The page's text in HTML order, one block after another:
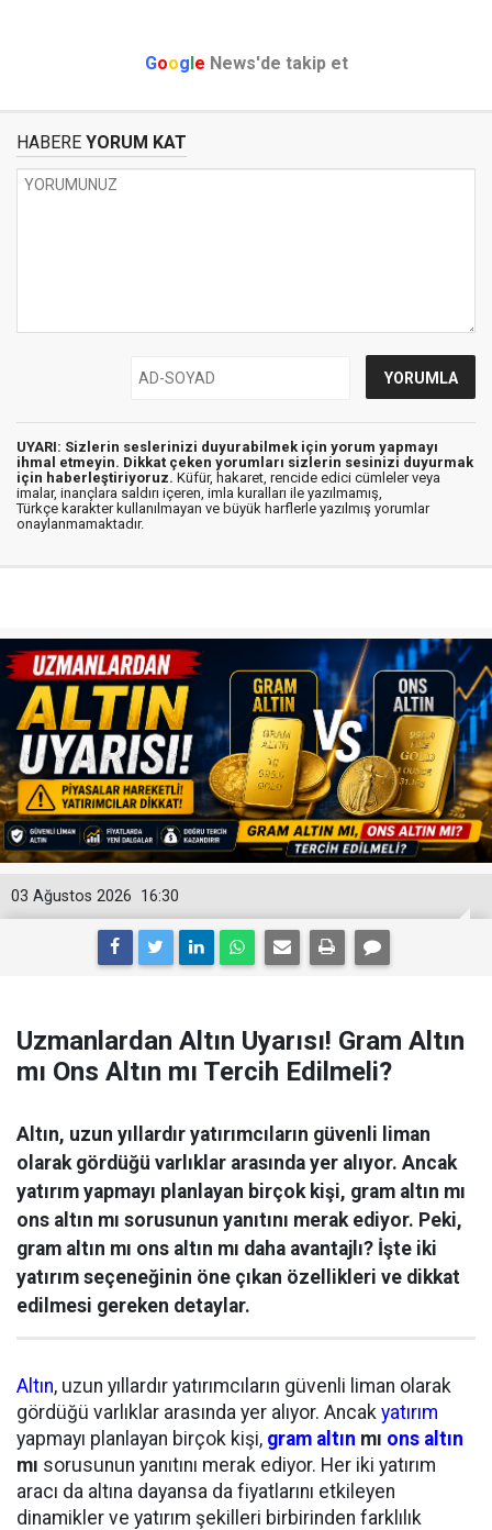
Google News'de takip et
HABERE YORUM KAT
UYARI: Sizlerin seslerinizi duyurabilmek için yorum yapmayı
ihmal etmeyin. Dikkat çeken yorumları sizlerin sesinizi duyurmak
için haberleştiriyoruz. Küfür, hakaret, rencide edici cümleler veya
imalar, inançlara saldırı içeren, imla kuralları ile yazılmamış,
Türkçe karakter kullanılmayan ve büyük harflerle yazılmış yorumlar
onaylanmamaktadır.
16:30
03 Ağustos 2026
Uzmanlardan Altın Uyarısı! Gram Altın
mı Ons Altın mı Tercih Edilmeli?
Altın, uzun yıllardır yatırımcıların güvenli liman
olarak gördüğü varlıklar arasında yer alıyor. Ancak
yatırım yapmayı planlayan birçok kişi, gram altın mı
ons altın mı sorusunun yanıtını merak ediyor. Peki,
gram altın mı ons altın mı daha avantajlı? İşte iki
yatırım seçeneğinin öne çıkan özellikleri ve dikkat
edilmesi gereken detaylar.
Altın, uzun yıllardır yatırımcıların güvenli liman olarak
gördüğü varlıklar arasında yer alıyor. Ancak yatırım
yapmayı planlayan birçok kişi, gram altın mı ons altın
mı sorusunun yanıtını merak ediyor. Her iki yatırım
aracı da altına dayansa da fiyatlarını etkileyen
dinamikler ve yatırım şekilleri birbirinden farklılık